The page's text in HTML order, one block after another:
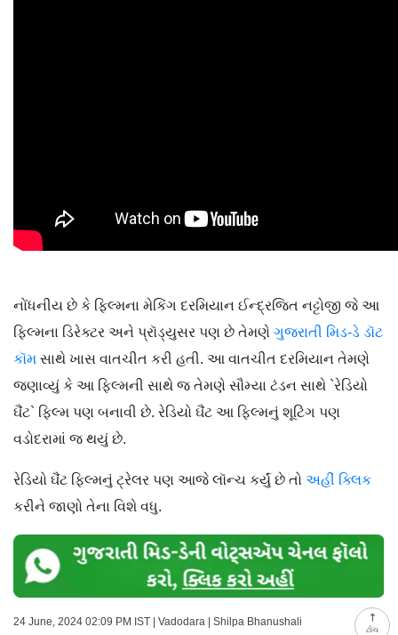
ટોચ
નોંધનીય છે કે ફિલ્મના મેકિંગ દરમિયાન ઈન્દ્રજિત નટ્ટોજી જે આ
ફિલ્મના ડિરેક્ટર અને પ્રૉડ્યુસર પણ છે તેમણે ગુજરાતી મિડ-ડે ડૉટ
કૉમ સાથે ખાસ વાતચીત કરી હતી. આ વાતચીત દરમિયાન તેમણે
જણાવ્યું કે આ ફિલ્મની સાથે જ તેમણે સૌમ્યા ટંડન સાથે `રેડિયો
ઘૈંટ` ફિલ્મ પણ બનાવી છે. રેડિયો ઘૈંટ આ ફિલ્મનું શૂટિંગ પણ
વડોદરામાં જ થયું છે.
રેડિયો ઘૈંટ ફિલ્મનું ટ્રેલર પણ આજે લૉન્ચ કર્યું છે તો અહીં ક્લિક
કરીને જાણો તેના વિશે વધુ.
24 June, 2024 02:09 PM IST | Vadodara | Shilpa Bhanushali